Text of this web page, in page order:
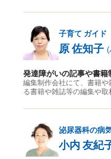
子育て ガイド
原 佐知子 (
発達障がいの記事や書
編集制作会社にて、書籍
る書籍や雑誌等の編集や
泌尿器科の病
小内 友紀